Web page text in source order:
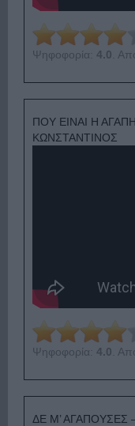
Ψηφοφορία: 4.0 .
ΠΟΥ ΕΙΝΑΙ Η
ΚΩΝΣΤΑΝΤΙΝΟΣ
Ψηφοφορία: 4.0 .
ΔΕ Μ’ ΑΓΑΠΟΥΣΕΣ